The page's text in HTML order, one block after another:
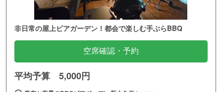
非日常の屋上ビアガーデン！都会で楽しむ手ぶらBBQ
空席確認・予約
平均予算 5,000円